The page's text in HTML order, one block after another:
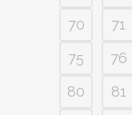
70
71
75
76
80
81